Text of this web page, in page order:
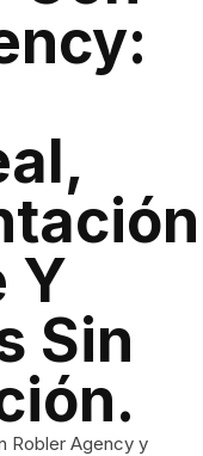
Y
Sin
Robler Agency y